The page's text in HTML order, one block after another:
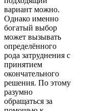
вариант можно.
Однако именно
богатый выбор
может вызывать
определённого
рода затруднения с
принятием
окончательного
решения. По этому
разумно
обращаться за